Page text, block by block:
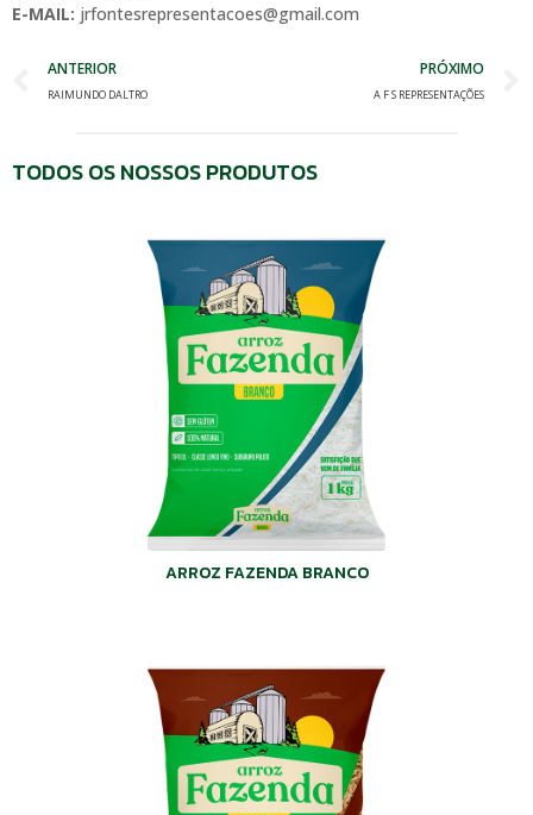
E-MAIL: jrfontesrepresentacoes@gmail.com
Prev
ANTERIOR
RAIMUNDO DALTRO
PRÓXIMO
A F S REPRESENTAÇÕES
TODOS OS NOSSOS PRODUTOS
ARROZ FAZENDA BRANCO